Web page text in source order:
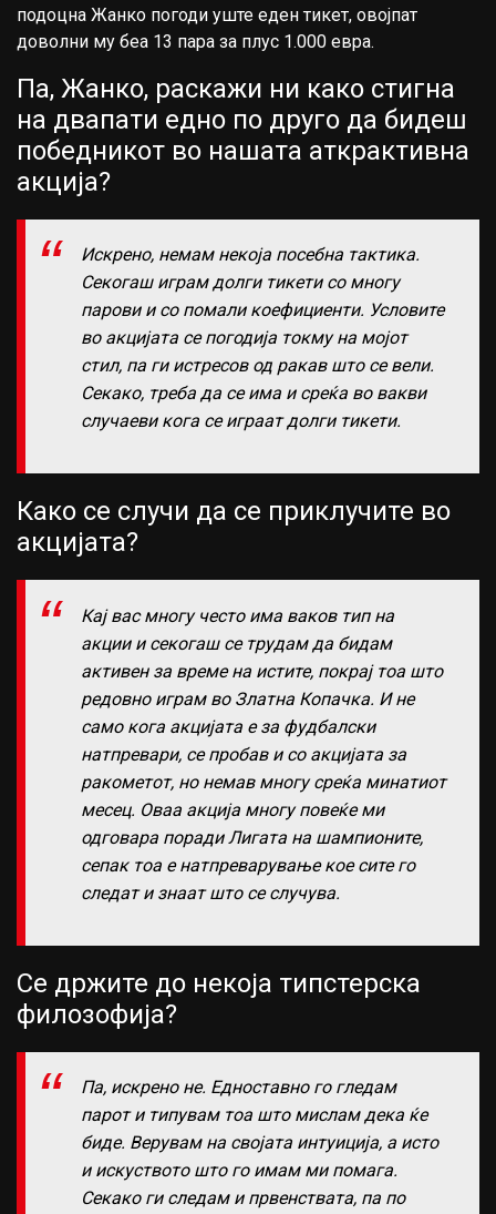
подоцна Жанко погоди уште еден тикет, овојпат
доволни му беа 13 пара за плус 1.000 евра.
Па, Жанко, раскажи ни како стигна
на двапати едно по друго да бидеш
победникот во нашата аткрактивна
акција?
Искрено, немам некоја посебна тактика.
Секогаш играм долги тикети со многу
парови и со помали коефициенти. Условите
во акцијата се погодија токму на мојот
стил, па ги истресов од ракав што се вели.
Секако, треба да се има и среќа во вакви
случаеви кога се играат долги тикети.
Како се случи да се приклучите во
акцијата?
Кај вас многу често има ваков тип на
акции и секогаш се трудам да бидам
активен за време на истите, покрај тоа што
редовно играм во Златна Копачка. И не
само кога акцијата е за фудбалски
натпревари, се пробав и со акцијата за
ракометот, но немав многу среќа минатиот
месец. Оваа акција многу повеќе ми
одговара поради Лигата на шампионите,
сепак тоа е натпреварување кое сите го
следат и знаат што се случува.
Се држите до некоја типстерска
филозофија?
Па, искрено не. Едноставно го гледам
парот и типувам тоа што мислам дека ќе
биде. Верувам на својата интуиција, а исто
и искуството што го имам ми помага.
Секако ги следам и првенствата, па по